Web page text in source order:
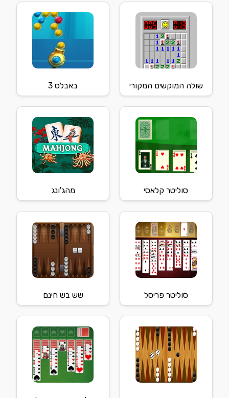
שולה המוקשים המקורי באבלס 3
סוליטר קלאסי מהג'ונג
סוליטר פריסל שש בש חינם